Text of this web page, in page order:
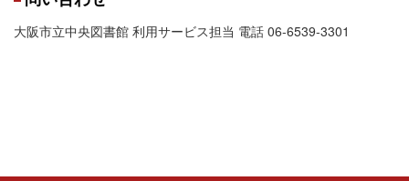
大阪市立中央図書館 利用サービス担当 電話 06-6539-3301